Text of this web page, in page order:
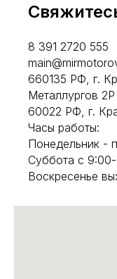
8 391 2720 555
660135 РФ, г.
Металлургов 2Р
60022 РФ, г.
Часы работы:
Понедельник -
Суббота с 9:00-
Воскресенье